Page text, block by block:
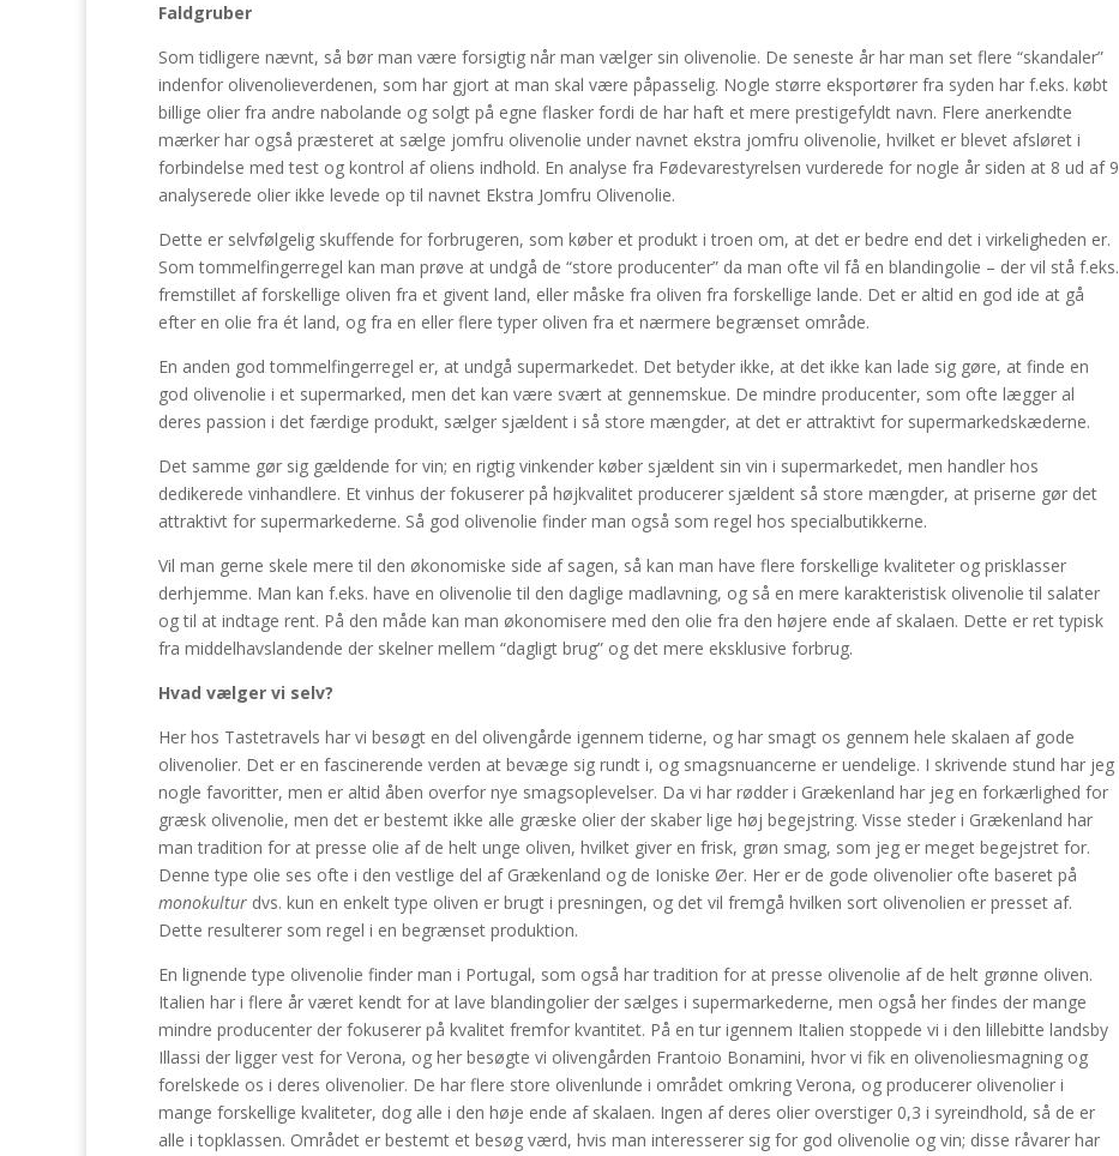
Faldgruber
Som tidligere nævnt, så bør man være forsigtig når man vælger sin olivenolie. De seneste år har man set flere “skandaler”
indenfor olivenolieverdenen, som har gjort at man skal være påpasselig. Nogle større eksportører fra syden har f.eks. købt
billige olier fra andre nabolande og solgt på egne flasker fordi de har haft et mere prestigefyldt navn. Flere anerkendte
mærker har også præsteret at sælge jomfru olivenolie under navnet ekstra jomfru olivenolie, hvilket er blevet afsløret i
forbindelse med test og kontrol af oliens indhold. En analyse fra Fødevarestyrelsen vurderede for nogle år siden at 8 ud af 9
analyserede olier ikke levede op til navnet Ekstra Jomfru Olivenolie.
Dette er selvfølgelig skuffende for forbrugeren, som køber et produkt i troen om, at det er bedre end det i virkeligheden er.
Som tommelfingerregel kan man prøve at undgå de “store producenter” da man ofte vil få en blandingolie – der vil stå f.eks.
fremstillet af forskellige oliven fra et givent land, eller måske fra oliven fra forskellige lande. Det er altid en god ide at gå
efter en olie fra ét land, og fra en eller flere typer oliven fra et nærmere begrænset område.
En anden god tommelfingerregel er, at undgå supermarkedet. Det betyder ikke, at det ikke kan lade sig gøre, at finde en
god olivenolie i et supermarked, men det kan være svært at gennemskue. De mindre producenter, som ofte lægger al
deres passion i det færdige produkt, sælger sjældent i så store mængder, at det er attraktivt for supermarkedskæderne.
Det samme gør sig gældende for vin; en rigtig vinkender køber sjældent sin vin i supermarkedet, men handler hos
dedikerede vinhandlere. Et vinhus der fokuserer på højkvalitet producerer sjældent så store mængder, at priserne gør det
attraktivt for supermarkederne. Så god olivenolie finder man også som regel hos specialbutikkerne.
Vil man gerne skele mere til den økonomiske side af sagen, så kan man have flere forskellige kvaliteter og prisklasser
derhjemme. Man kan f.eks. have en olivenolie til den daglige madlavning, og så en mere karakteristisk olivenolie til salater
og til at indtage rent. På den måde kan man økonomisere med den olie fra den højere ende af skalaen. Dette er ret typisk
fra middelhavslandende der skelner mellem “dagligt brug” og det mere eksklusive forbrug.
Hvad vælger vi selv?
Her hos Tastetravels har vi besøgt en del olivengårde igennem tiderne, og har smagt os gennem hele skalaen af gode
olivenolier. Det er en fascinerende verden at bevæge sig rundt i, og smagsnuancerne er uendelige. I skrivende stund har jeg
nogle favoritter, men er altid åben overfor nye smagsoplevelser. Da vi har rødder i Grækenland har jeg en forkærlighed for
græsk olivenolie, men det er bestemt ikke alle græske olier der skaber lige høj begejstring. Visse steder i Grækenland har
man tradition for at presse olie af de helt unge oliven, hvilket giver en frisk, grøn smag, som jeg er meget begejstret for.
Denne type olie ses ofte i den vestlige del af Grækenland og de Ioniske Øer. Her er de gode olivenolier ofte baseret på
monokultur dvs. kun en enkelt type oliven er brugt i presningen, og det vil fremgå hvilken sort olivenolien er presset af.
Dette resulterer som regel i en begrænset produktion.
En lignende type olivenolie finder man i Portugal, som også har tradition for at presse olivenolie af de helt grønne oliven.
Italien har i flere år været kendt for at lave blandingolier der sælges i supermarkederne, men også her findes der mange
mindre producenter der fokuserer på kvalitet fremfor kvantitet. På en tur igennem Italien stoppede vi i den lillebitte landsby
Illassi der ligger vest for Verona, og her besøgte vi olivengården Frantoio Bonamini, hvor vi fik en olivenoliesmagning og
forelskede os i deres olivenolier. De har flere store olivenlunde i området omkring Verona, og producerer olivenolier i
mange forskellige kvaliteter, dog alle i den høje ende af skalaen. Ingen af deres olier overstiger 0,3 i syreindhold, så de er
alle i topklassen. Området er bestemt et besøg værd, hvis man interesserer sig for god olivenolie og vin; disse råvarer har